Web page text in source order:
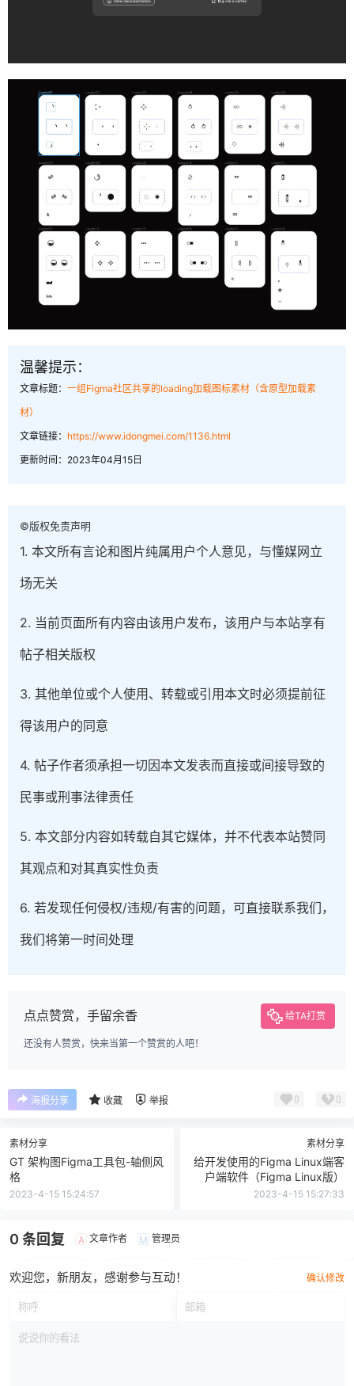
温馨提示：
文章标题： 一组Figma社区共享的loading加载图标素材（含原型加载素
材）
文章链接： https://www.idongmei.com/1136.html
更新时间：2023年04月15日
©版权免责声明
1. 本文所有言论和图片纯属用户个人意见，与懂媒网立
场无关
2. 当前页面所有内容由该用户发布，该用户与本站享有
帖子相关版权
3. 其他单位或个人使用、转载或引用本文时必须提前征
得该用户的同意
4. 帖子作者须承担一切因本文发表而直接或间接导致的
民事或刑事法律责任
5. 本文部分内容如转载自其它媒体，并不代表本站赞同
其观点和对其真实性负责
6. 若发现任何侵权/违规/有害的问题，可直接联系我们，
我们将第一时间处理
点点赞赏，手留余香 给TA打赏
还没有人赞赏，快来当第一个赞赏的人吧！
海报分享 收藏 举报 0 0
素材分享
GT 架构图Figma工具包-轴侧风
格
2023-4-15 15:24:57
素材分享
给开发使用的Figma Linux端客
户端软件（Figma Linux版）
2023-4-15 15:27:33
0 条回复 A 文章作者 M 管理员
欢迎您，新朋友，感谢参与互动！ 确认修改